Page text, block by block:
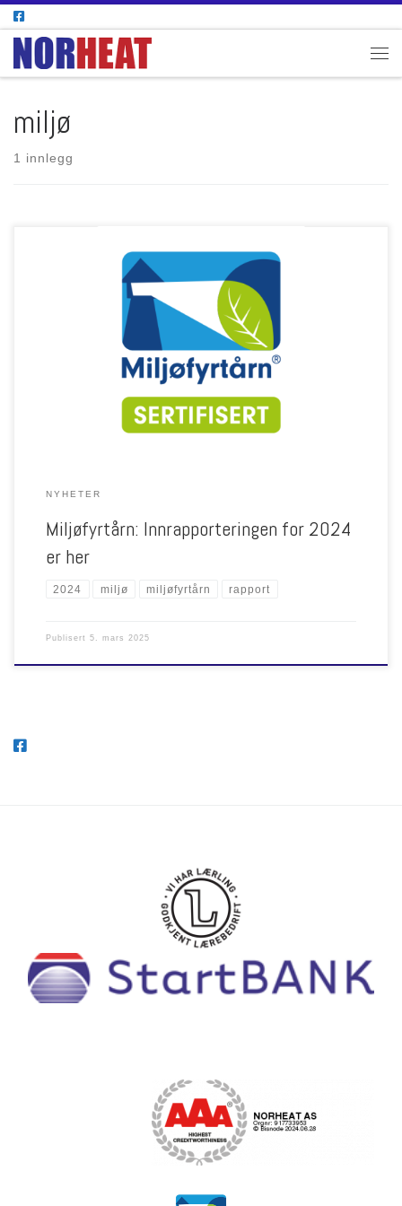
Skip to content
miljø
1 innlegg
I Norheats Miljøfyrtårn-rapport for 2024 kan man forvente å finne detaljert
informasjon om bedriftens miljømessige praksis og forbedringer. Rapporten
vil inneholde: Generelt vil rapporten gi innsikt i hvordan Norheat jobber
systematisk med å redusere sin miljøpåvirkning og bidra til en mer
bærekraftig drift. Klikk her for å lese rapporten for […]
NYHETER
Miljøfyrtårn: Innrapporteringen for 2024
er her
2024 miljø miljøfyrtårn rapport
Publisert 5. mars 2025